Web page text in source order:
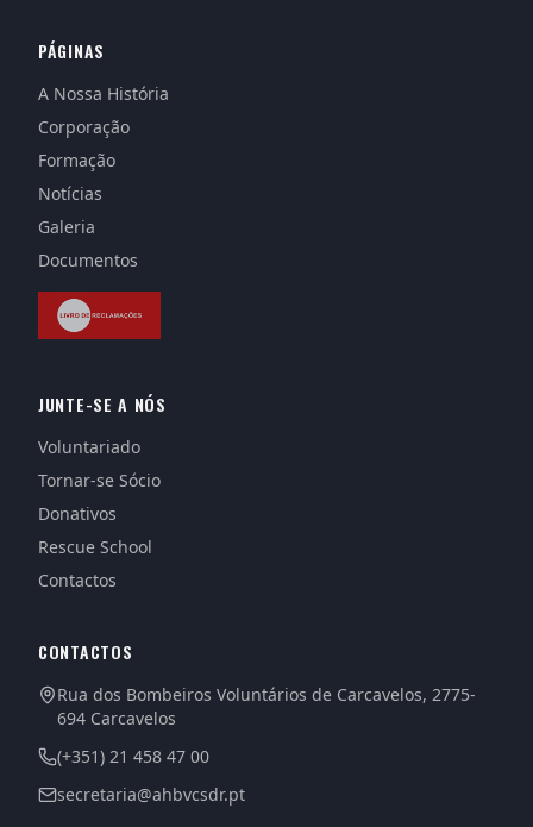
PÁGINAS
A Nossa História
Corporação
Formação
Notícias
Galeria
Documentos
JUNTE-SE A NÓS
Voluntariado
Tornar-se Sócio
Donativos
Rescue School
Contactos
CONTACTOS
Rua dos Bombeiros Voluntários de Carcavelos, 2775-
694 Carcavelos
(+351) 21 458 47 00
secretaria@ahbvcsdr.pt